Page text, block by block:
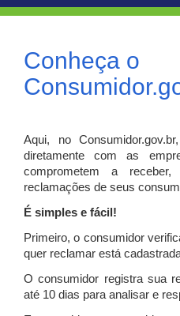
Conheça o
Aqui, no
diretamente com as
comprometem a
reclamações de seus
É simples e fácil!
Primeiro, o consumidor
quer reclamar está
O consumidor registra sua
até 10 dias para analisar e